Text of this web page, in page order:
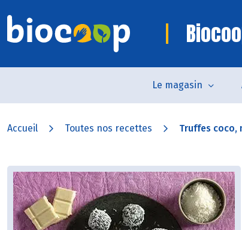
Le magasin
Accueil Toutes nos recettes Truffes coco,